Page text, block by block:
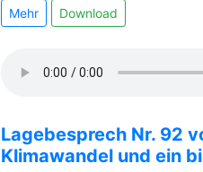
Mehr Download
Lagebesprech Nr. 92
Klimawandel und ein